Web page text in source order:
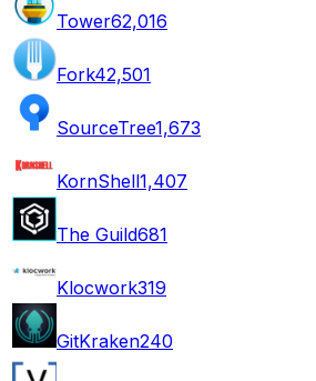
Tower62,016
Fork42,501
SourceTree1,673
KornShell1,407
The Guild681
Klocwork319
GitKraken240